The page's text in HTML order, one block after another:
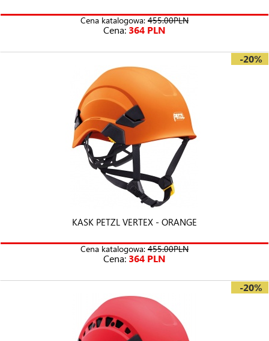
Cena katalogowa: 455.00PLN
Cena: 364 PLN
-20%
KASK PETZL VERTEX - ORANGE
Cena katalogowa: 455.00PLN
Cena: 364 PLN
-20%